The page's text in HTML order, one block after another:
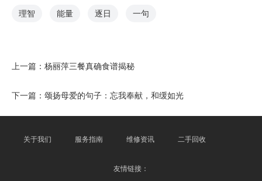
理智 能量 逐日 一句
上一篇： 杨丽萍三餐真确食谱揭秘
下一篇： 颂扬母爱的句子：忘我奉献，和缓如光
关于我们 服务指南 维修资讯 二手回收
友情链接：